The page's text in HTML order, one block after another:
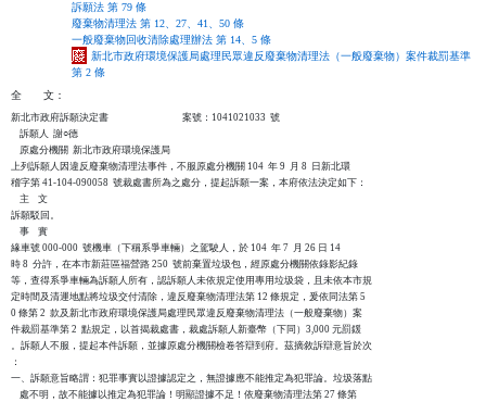
訴願法 第 79 條
廢棄物清理法 第 12、27、41、50 條
一般廢棄物回收清除處理辦法 第 14、5 條
新北市政府環境保護局處理民眾違反廢棄物清理法（一般廢棄物）案件裁罰基準
第 2 條
全
文：
新北市政府訴願決定書                                  案號：1041021033  號
    訴願人  謝○德
    原處分機關  新北市政府環境保護局
上列訴願人因違反廢棄物清理法事件，不服原處分機關 104  年 9  月 8  日新北環
稽字第 41-104-090058  號裁處書所為之處分，提起訴願一案，本府依法決定如下：
    主    文
訴願駁回。
    事    實
緣車號 000-000  號機車（下稱系爭車輛）之駕駛人，於 104  年 7  月 26 日 14
時 8  分許，在本市新莊區福營路 250  號前棄置垃圾包，經原處分機關依錄影紀錄
等，查得系爭車輛為訴願人所有，認訴願人未依規定使用專用垃圾袋，且未依本市規
定時間及清運地點將垃圾交付清除，違反廢棄物清理法第 12 條規定，爰依同法第 5
0 條第 2  款及新北市政府環境保護局處理民眾違反廢棄物清理法（一般廢棄物）案
件裁罰基準第 2  點規定，以首揭裁處書，裁處訴願人新臺幣（下同）3,000 元罰鍰
。訴願人不服，提起本件訴願，並據原處分機關檢卷答辯到府。茲摘敘訴辯意旨於次
：
一、訴願意旨略謂：犯罪事實以證據認定之，無證據應不能推定為犯罪論。垃圾落點
    處不明，故不能據以推定為犯罪論！明顯證據不足！依廢棄物清理法第 27 條第